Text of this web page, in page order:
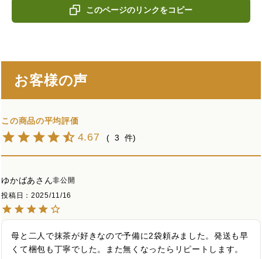
このページのリンクをコピー
お客様の声
4.67 3
ゆかばあ
非公開
投稿日
2025/11/16
母と二人で抹茶が好きなので予備に2袋頼みました。発送も早
くて梱包も丁寧でした。また無くなったらリピートします。